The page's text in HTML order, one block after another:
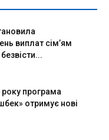
виплат сім’ям
року програма
отримує нові